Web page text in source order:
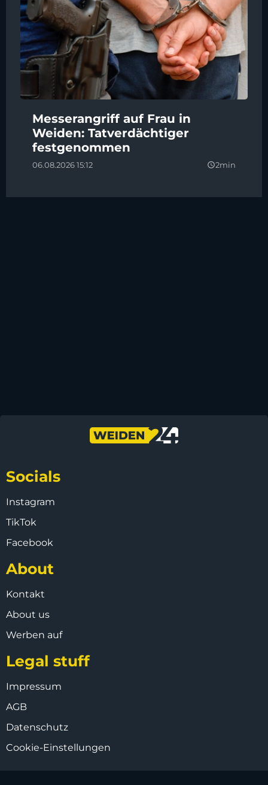
Messerangriff auf Frau in
Weiden: Tatverdächtiger
festgenommen
06.08.2026 15:12 query_builder2min
Socials
Instagram
TikTok
Facebook
About
Kontakt
About us
Werben auf
Legal stuff
Impressum
AGB
Datenschutz
Cookie-Einstellungen